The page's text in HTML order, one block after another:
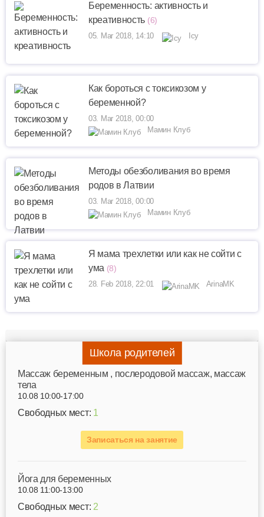
Беременность: активность и
креативность (6)
05. Mar 2018, 14:10 Icy
Как бороться с токсикозом у
беременной?
03. Mar 2018, 00:00
Мамин Клуб
Методы обезболивания во время
родов в Латвии
03. Mar 2018, 00:00
Мамин Клуб
Я мама трехлетки или как не сойти с
ума (8)
28. Feb 2018, 22:01 ArinaMK
Школа родителей
Mассаж беременным , послеродовой массаж, массаж
тела
10.08 10:00-17:00
Свободных мест: 1
Записаться на занятие
Йога для беременных
10.08 11:00-13:00
Свободных мест: 2